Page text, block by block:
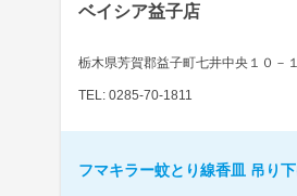
ベイシア益子店
栃木県芳賀郡益子町七井中央１０－１
TEL: 0285-70-1811
フマキラー蚊とり線香皿 吊り